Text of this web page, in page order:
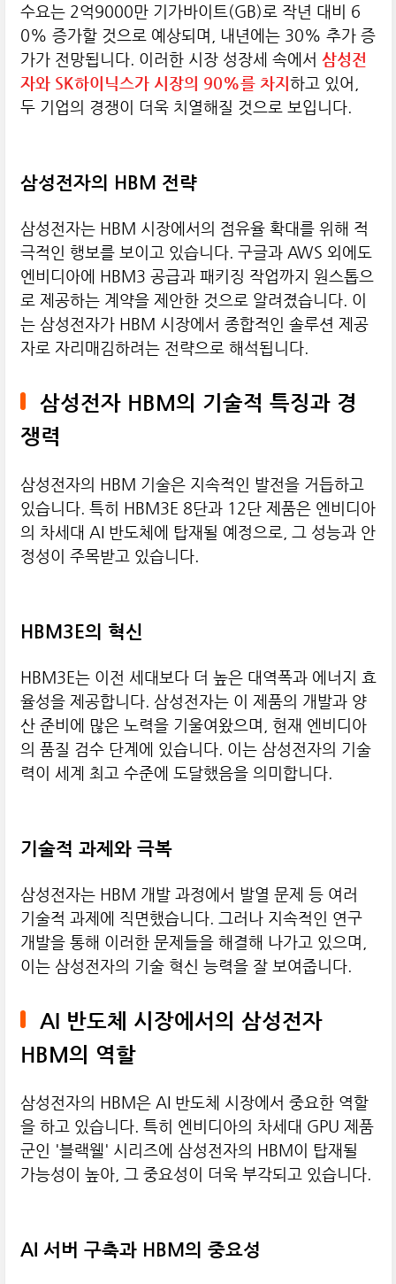
수요는 2억9000만 기가바이트(GB)로 작년 대비 6
0% 증가할 것으로 예상되며, 내년에는 30% 추가 증
가가 전망됩니다. 이러한 시장 성장세 속에서 삼성전
자와 SK하이닉스가 시장의 90%를 차지 하고 있어,
두 기업의 경쟁이 더욱 치열해질 것으로 보입니다.
삼성전자의 HBM 전략
삼성전자는 HBM 시장에서의 점유율 확대를 위해 적
극적인 행보를 보이고 있습니다. 구글과 AWS 외에도
엔비디아에 HBM3 공급과 패키징 작업까지 원스톱으
로 제공하는 계약을 제안한 것으로 알려졌습니다. 이
는 삼성전자가 HBM 시장에서 종합적인 솔루션 제공
자로 자리매김하려는 전략으로 해석됩니다.
삼성전자 HBM의 기술적 특징과 경
쟁력
삼성전자의 HBM 기술은 지속적인 발전을 거듭하고
있습니다. 특히 HBM3E 8단과 12단 제품은 엔비디아
의 차세대 AI 반도체에 탑재될 예정으로, 그 성능과 안
정성이 주목받고 있습니다.
HBM3E의 혁신
HBM3E는 이전 세대보다 더 높은 대역폭과 에너지 효
율성을 제공합니다. 삼성전자는 이 제품의 개발과 양
산 준비에 많은 노력을 기울여왔으며, 현재 엔비디아
의 품질 검수 단계에 있습니다. 이는 삼성전자의 기술
력이 세계 최고 수준에 도달했음을 의미합니다.
기술적 과제와 극복
삼성전자는 HBM 개발 과정에서 발열 문제 등 여러
기술적 과제에 직면했습니다. 그러나 지속적인 연구
개발을 통해 이러한 문제들을 해결해 나가고 있으며,
이는 삼성전자의 기술 혁신 능력을 잘 보여줍니다.
AI 반도체 시장에서의 삼성전자
HBM의 역할
삼성전자의 HBM은 AI 반도체 시장에서 중요한 역할
을 하고 있습니다. 특히 엔비디아의 차세대 GPU 제품
군인 '블랙웰' 시리즈에 삼성전자의 HBM이 탑재될
가능성이 높아, 그 중요성이 더욱 부각되고 있습니다.
AI 서버 구축과 HBM의 중요성